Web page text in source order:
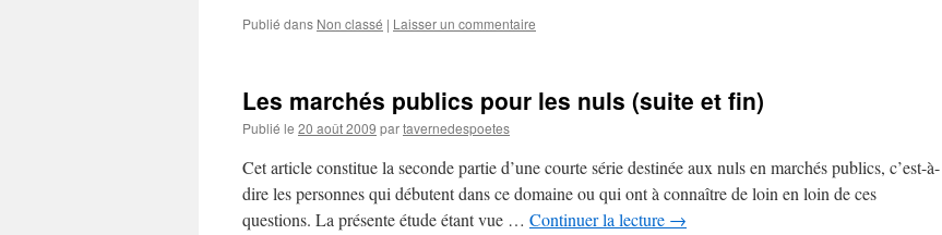
Publié dans Non classé | Laisser un commentaire
Les marchés publics pour les nuls (suite et fin)
Publié le 20 août 2009 partavernedespoetes
Cet article constitue la seconde partie d’une courte série destinée aux nuls en marchés publics, c’est-à-
dire les personnes qui débutent dans ce domaine ou qui ont à connaître de loin en loin de ces
questions. La présente étude étant vue … Continuer la lecture →